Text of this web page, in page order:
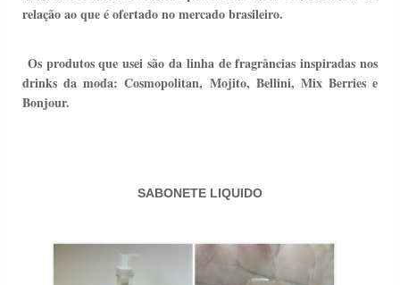
relação ao que é ofertado no mercado brasileiro.
Os produtos que usei são da linha de fragrâncias inspiradas nos
drinks da moda: Cosmopolitan, Mojito, Bellini, Mix Berries e
Bonjour.
SABONETE LIQUIDO